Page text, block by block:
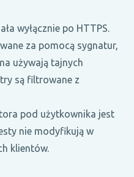
wyłącznie po HTTPS.
za pomocą sygnatur,
używają tajnych
są filtrowane z
pod użytkownika jest
nie modyfikują w
klientów.